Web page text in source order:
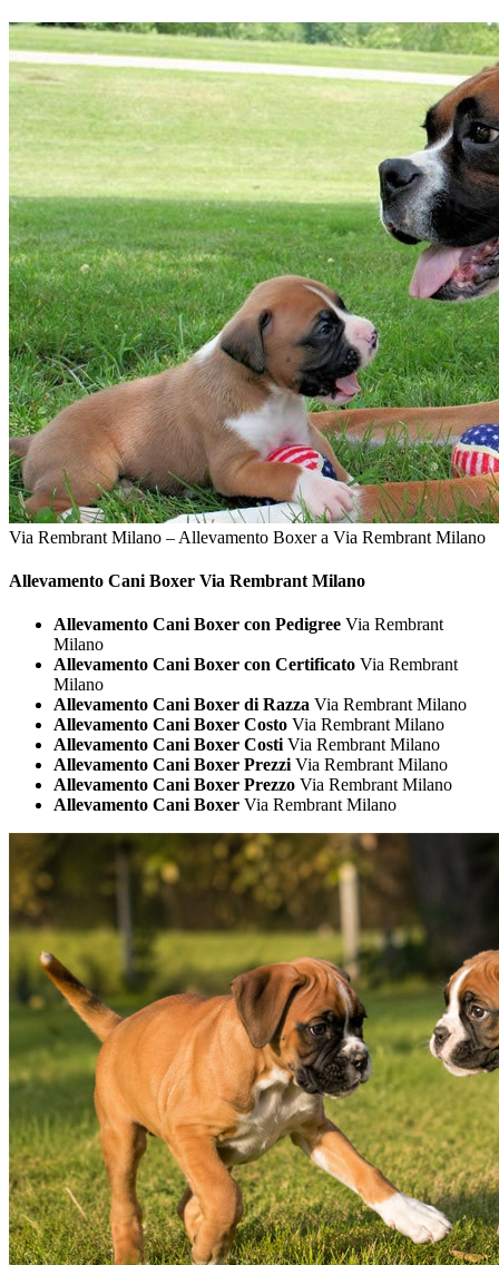
Via Rembrant Milano – Allevamento Boxer a Via Rembrant Milano
Allevamento Cani Boxer Via Rembrant Milano
Allevamento Cani Boxer con Pedigree Via Rembrant
Milano
Allevamento Cani Boxer con Certificato Via Rembrant
Milano
Allevamento Cani Boxer di Razza Via Rembrant Milano
Allevamento Cani Boxer Costo Via Rembrant Milano
Allevamento Cani Boxer Costi Via Rembrant Milano
Allevamento Cani Boxer Prezzi Via Rembrant Milano
Allevamento Cani Boxer Prezzo Via Rembrant Milano
Allevamento Cani Boxer Via Rembrant Milano